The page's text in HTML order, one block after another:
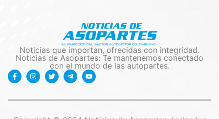
Noticias que importan, ofrecidas con integridad.
Noticias de Asopartes: Te mantenemos conectado
con el mundo de las autopartes.